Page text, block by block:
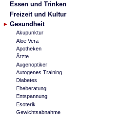
Essen und Trinken
Freizeit und Kultur
Gesundheit
Akupunktur
Aloe Vera
Apotheken
Ärzte
Augenoptiker
Autogenes Training
Diabetes
Eheberatung
Entspannung
Esoterik
Gewichtsabnahme